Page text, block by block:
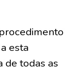
esta
de todas as